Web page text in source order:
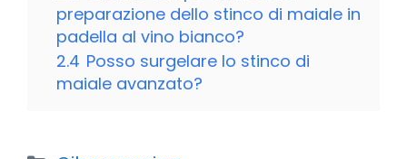
preparazione dello stinco di maiale in
padella al vino bianco?
2.4 Posso surgelare lo stinco di
maiale avanzato?